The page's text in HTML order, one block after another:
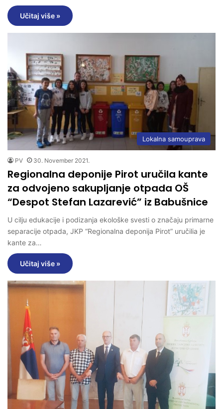
Učitaj više »
Lokalna samouprava
PV 30. November 2021.
Regionalna deponije Pirot uručila kante
za odvojeno sakupljanje otpada OŠ
“Despot Stefan Lazarević” iz Babušnice
U cilju edukacije i podizanja ekološke svesti o značaju primarne
separacije otpada, JKP “Regionalna deponija Pirot” uručilia je
kante za…
Učitaj više »